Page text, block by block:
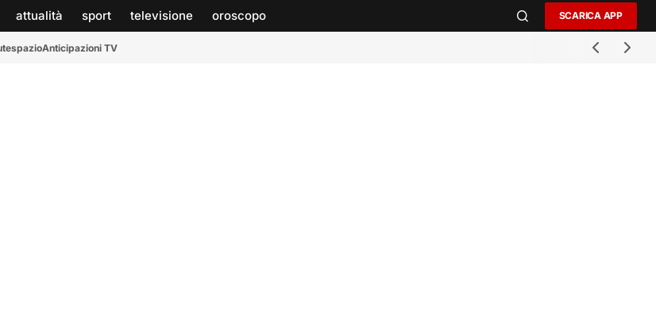
attualità sport televisione oroscopo SCARICA APP
spazioAnticipazioni TV